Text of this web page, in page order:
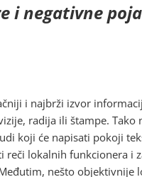
i negativne
i najbrži izvor
radija ili štampe.
koji će napisati pokoji
reči lokalnih funkcionera i
nešto